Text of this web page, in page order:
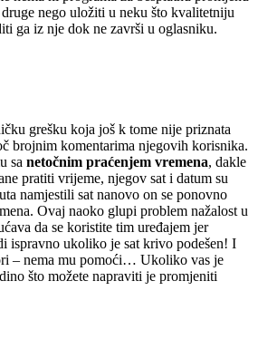
nego uložiti u neku što kvalitetniju
ga iz nje dok ne završi u oglasniku.
grešku koja još k tome nije priznata
brojnim komentarima njegovih korisnika.
sa netočnim praćenjem vremena, dakle
pratiti vrijeme, njegov sat i datum su
namjestili sat nanovo on se ponovno
Ovaj naoko glupi problem nažalost u
da se koristite tim uređajem jer
ispravno ukoliko je sat krivo podešen! I
– nema mu pomoći… Ukoliko vas je
što možete napraviti je promjeniti